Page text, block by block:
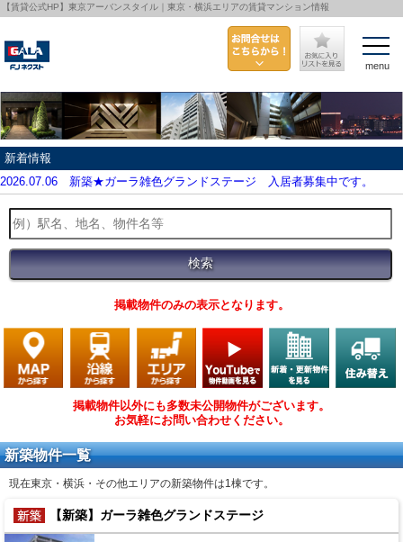
【賃貸公式HP】東京アーバンスタイル｜東京・横浜エリアの賃貸マンション情報
新着情報
2026.07.06 新築★ガーラ雑色グランドステージ 入居者募集中です。
掲載物件のみの表示となります。
掲載物件以外にも多数未公開物件がございます。
お気軽にお問い合わせください。
新築物件一覧
現在東京・横浜・その他エリアの新築物件は1棟です。
【新築】ガーラ雑色グランドステージ
menu